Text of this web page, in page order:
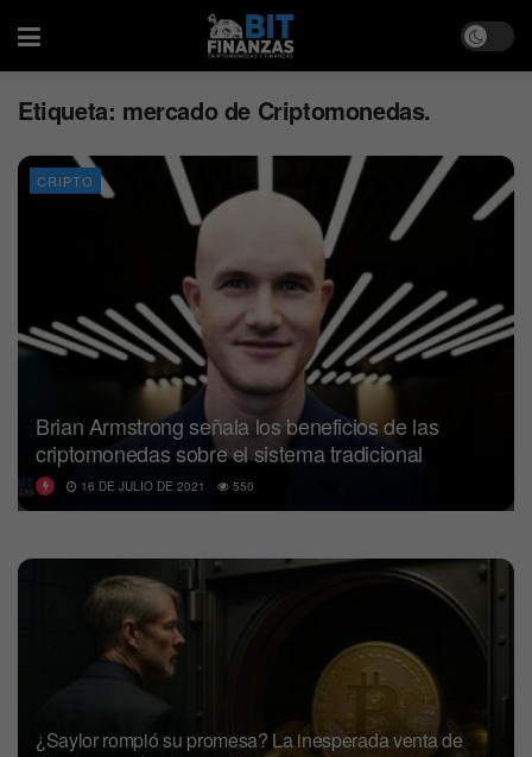
Etiqueta: mercado de Criptomonedas.
CRIPTO
Brian Armstrong señala los beneficios de las
criptomonedas sobre el sistema tradicional
16 DE JULIO DE 2021 550
¿Saylor rompió su promesa? La inesperada venta de